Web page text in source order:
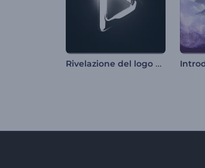
Rivelazione del logo con effetto bagliore cinematografico